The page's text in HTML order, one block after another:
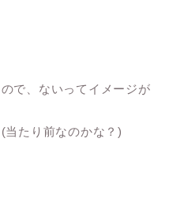
で、ないってイメージが
当たり前なのかな？)